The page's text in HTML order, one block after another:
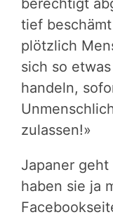
berechtigt
tief
plötzlich
sich so
handeln,
zulassen!»
Japaner
haben sie ja